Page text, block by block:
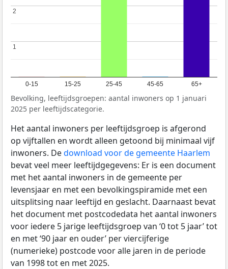
0-15 15-25 25-45 45-65 65+
11
2
2
Bevolking, leeftijdsgroepen: aantal inwoners op 1 januari
2025 per leeftijdscategorie.
Het aantal inwoners per leeftijdsgroep is afgerond
op vijftallen en wordt alleen getoond bij minimaal vijf
inwoners. Dedownload voor de gemeente Haarlem
bevat veel meer leeftijdgegevens: Er is een document
met het aantal inwoners in de gemeente per
levensjaar en met een bevolkingspiramide met een
uitsplitsing naar leeftijd en geslacht. Daarnaast bevat
het document met postcodedata het aantal inwoners
voor iedere 5 jarige leeftijdsgroep van ‘0 tot 5 jaar’ tot
en met ‘90 jaar en ouder’ per viercijferige
(numerieke) postcode voor alle jaren in de periode
van 1998 tot en met 2025.